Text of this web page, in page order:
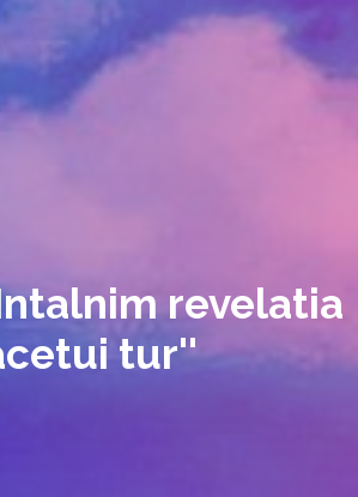
revelatia
tur''